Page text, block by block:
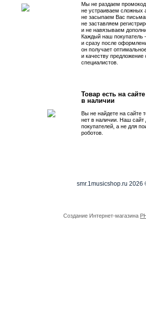
Мы не раздаем
не устраиваем сложных
не засыпаем Вас
не заставляем
и не навязываем
Каждый наш
и сразу после
он получает
и качеству предложение
специалистов.
Товар есть на
в наличии
Вы не найдете на сайте
нет в наличии. Наш сайт
покупателей, а не для
роботов.
smr.1musicshop.ru 2026
Создание Интернет-магазина